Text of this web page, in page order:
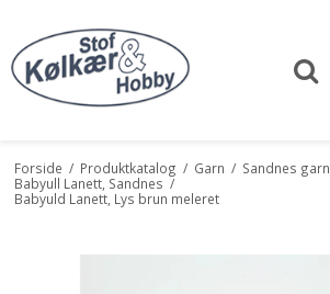
Forside / Produktkatalog / Garn / Sandnes garn
Babyull Lanett, Sandnes /
Babyuld Lanett, Lys brun meleret